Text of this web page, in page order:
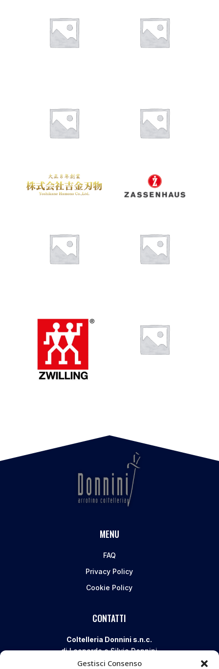
Gestisci Consenso
MENU
FAQ
Privacy Policy
Cookie Policy
CONTATTI
Coltelleria Donnini s.n.c.
di Leonardo e Silvia Donnini